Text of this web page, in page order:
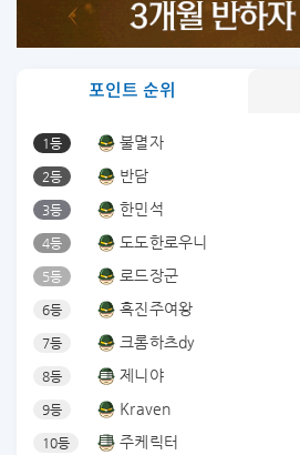
포인트 순위
1등 불멸자
2등 반담
3등 한민석
4등 도도한로우니
5등 로드장군
6등 흑진주여왕
7등 크롬하츠dy
8등 제니야
9등 Kraven
10등 주케릭터